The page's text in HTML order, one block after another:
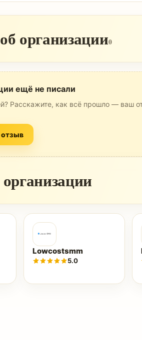
организации0
ещё не писали
Расскажите, как всё прошло — ваш
отзыв
Lowcostsmm
5.0